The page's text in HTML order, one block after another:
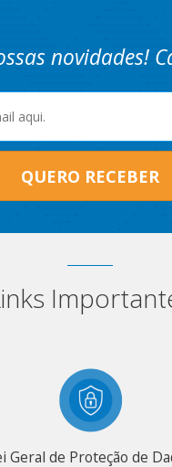
novidades!
QUERO RECEBER
Geral de Proteção de